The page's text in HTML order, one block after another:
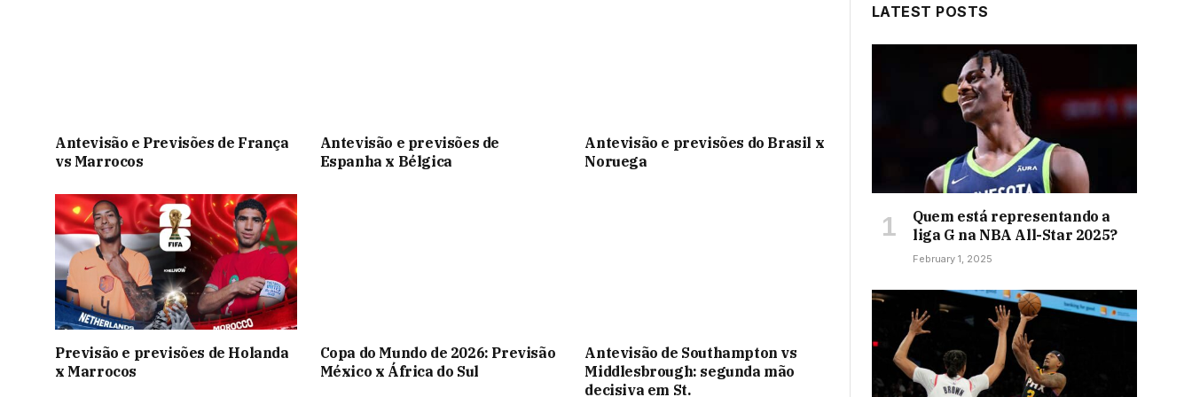
Antevisão e Previsões de França
vs Marrocos
Antevisão e previsões de
Espanha x Bélgica
Antevisão e previsões do Brasil x
Noruega
Previsão e previsões de Holanda
x Marrocos
Copa do Mundo de 2026: Previsão
México x África do Sul
Antevisão de Southampton vs
Middlesbrough: segunda mão
decisiva em St.
LATEST POSTS
Quem está representando a
liga G na NBA All-Star 2025?
February 1, 2025